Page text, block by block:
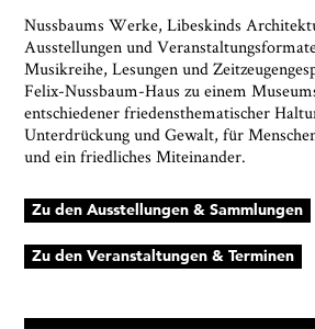
Nussbaums Werke, Libeskinds
Ausstellungen und
Musikreihe, Lesungen und
Felix-Nussbaum-Haus zu einem
entschiedener friedensthematischer
Unterdrückung und Gewalt, für
und ein friedliches Miteinander.
Zu den Ausstellungen & Sammlungen
Zu den Veranstaltungen & Terminen